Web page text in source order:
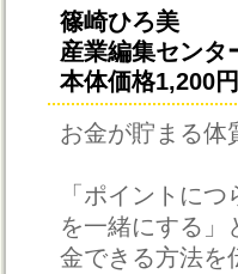
篠崎ひろ美
産業編集センタ
本体価格1,200
お金が貯まる体
「ポイントに
を一緒にする」
金できる方法を